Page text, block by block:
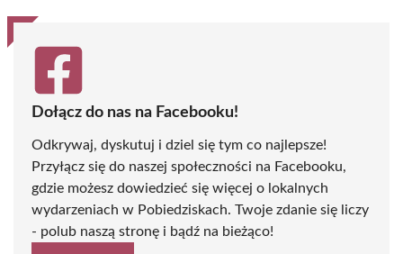
Dołącz do nas na Facebooku!
Odkrywaj, dyskutuj i dziel się tym co najlepsze!
Przyłącz się do naszej społeczności na Facebooku,
gdzie możesz dowiedzieć się więcej o lokalnych
wydarzeniach w Pobiedziskach. Twoje zdanie się liczy
- polub naszą stronę i bądź na bieżąco!